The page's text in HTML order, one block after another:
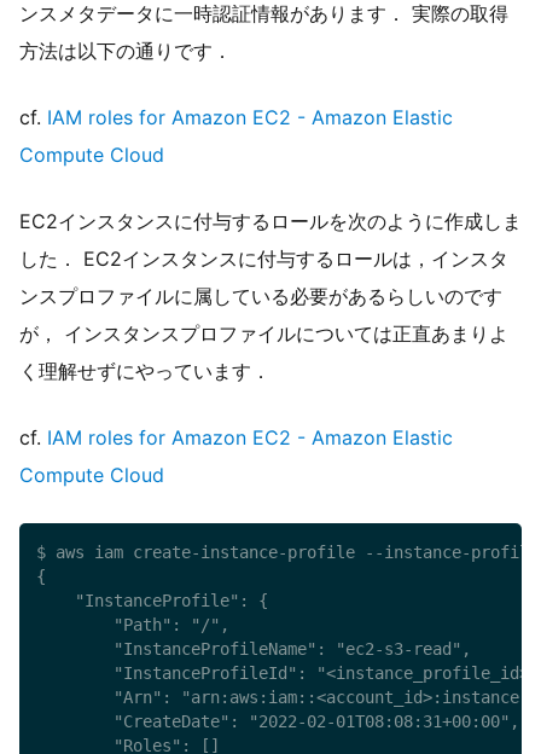
ンスメタデータに一時認証情報があります． 実際の取得
方法は以下の通りです．
cf. IAM roles for Amazon EC2 - Amazon Elastic
Compute Cloud
EC2インスタンスに付与するロールを次のように作成しま
した． EC2インスタンスに付与するロールは，インスタ
ンスプロファイルに属している必要があるらしいのです
が， インスタンスプロファイルについては正直あまりよ
く理解せずにやっています．
cf. IAM roles for Amazon EC2 - Amazon Elastic
Compute Cloud
$ aws iam create-instance-profile --instance-profile-
{
    "InstanceProfile": {
        "Path": "/",
        "InstanceProfileName": "ec2-s3-read",
"InstanceProfileId":
"Arn": "arn:aws:iam::<account_id>:instance-
        "CreateDate": "2022-02-01T08:08:31+00:00",
        "Roles": []